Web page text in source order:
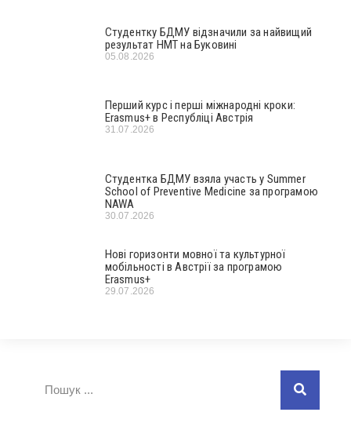
Студентку БДМУ відзначили за найвищий
результат НМТ на Буковині
05.08.2026
Перший курс і перші міжнародні кроки:
Erasmus+ в Республіці Австрія
31.07.2026
Студентка БДМУ взяла участь у Summer
School of Preventive Medicine за програмою
NAWA
30.07.2026
Нові горизонти мовної та культурної
мобільності в Австрії за програмою
Erasmus+
29.07.2026